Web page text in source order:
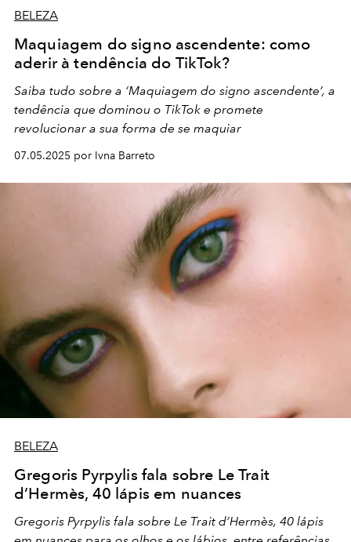
BELEZA
Maquiagem do signo ascendente: como
aderir à tendência do TikTok?
Saiba tudo sobre a ‘Maquiagem do signo ascendente’, a
tendência que dominou o TikTok e promete
revolucionar a sua forma de se maquiar
07.05.2025 por Ivna Barreto
BELEZA
Gregoris Pyrpylis fala sobre Le Trait
d’Hermès, 40 lápis em nuances
Gregoris Pyrpylis fala sobre Le Trait d’Hermès, 40 lápis